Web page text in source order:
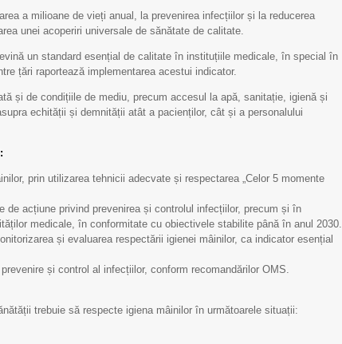
a milioane de vieți anual, la prevenirea infecțiilor și la reducerea
unei acoperiri universale de sănătate de calitate.
un standard esențial de calitate în instituțiile medicale, în special în
țări raportează implementarea acestui indicator.
și de condițiile de mediu, precum accesul la apă, sanitație, igienă și
echității și demnității atât a pacienților, cât și a personalului
:
prin utilizarea tehnicii adecvate și respectarea „Celor 5 momente
de acțiune privind prevenirea și controlul infecțiilor, precum și în
medicale, în conformitate cu obiectivele stabilite până în anul 2030.
și evaluarea respectării igienei mâinilor, ca indicator esențial
și control al infecțiilor, conform recomandărilor OMS.
trebuie să respecte igiena mâinilor în următoarele situații:
29 septembrie - Ziua
Limfom gastric primar